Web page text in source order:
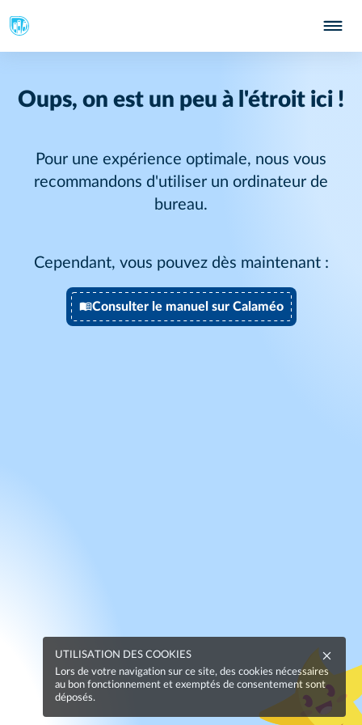
Oups, on est un peu à l'étroit ici !
Pour une expérience optimale, nous vous
recommandons d'utiliser un ordinateur de
bureau.
Cependant, vous pouvez dès maintenant :
Consulter le manuel sur Calaméo
UTILISATION DES COOKIES
Lors de votre navigation sur ce site, des cookies nécessaires
au bon fonctionnement et exemptés de consentement sont
déposés.